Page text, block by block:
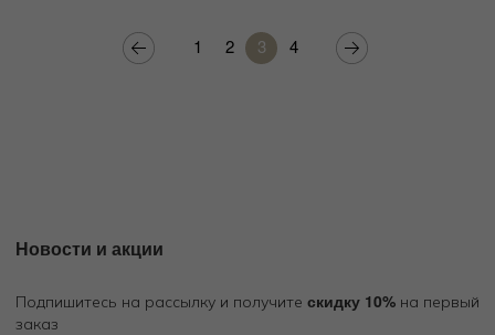
1 2 3 4
Новости и акции
Подпишитесь на рассылку и получите скидку 10% на первый
заказ